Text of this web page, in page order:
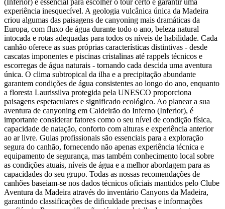
experiência inesquecível. A geologia vulcânica única da Madeira
criou algumas das paisagens de canyoning mais dramáticas da
Europa, com fluxo de água durante todo o ano, beleza natural
intocada e rotas adequadas para todos os níveis de habilidade. Cada
canhão oferece as suas próprias características distintivas - desde
cascatas imponentes e piscinas cristalinas até rappels técnicos e
escorregas de água naturais - tornando cada descida uma aventura
única. O clima subtropical da ilha e a precipitação abundante
garantem condições de água consistentes ao longo do ano, enquanto
a floresta Laurissilva protegida pela UNESCO proporciona
paisagens espetaculares e significado ecológico. Ao planear a sua
aventura de canyoning em Caldeirão do Inferno (Inferior), é
importante considerar fatores como o seu nível de condição física,
capacidade de natação, conforto com alturas e experiência anterior
ao ar livre. Guias profissionais são essenciais para a exploração
segura do canhão, fornecendo não apenas experiência técnica e
equipamento de segurança, mas também conhecimento local sobre
as condições atuais, níveis de água e a melhor abordagem para as
capacidades do seu grupo. Todas as nossas recomendações de
canhões baseiam-se nos dados técnicos oficiais mantidos pelo Clube
Aventura da Madeira através do inventário Canyons da Madeira,
garantindo classificações de dificuldade precisas e informações